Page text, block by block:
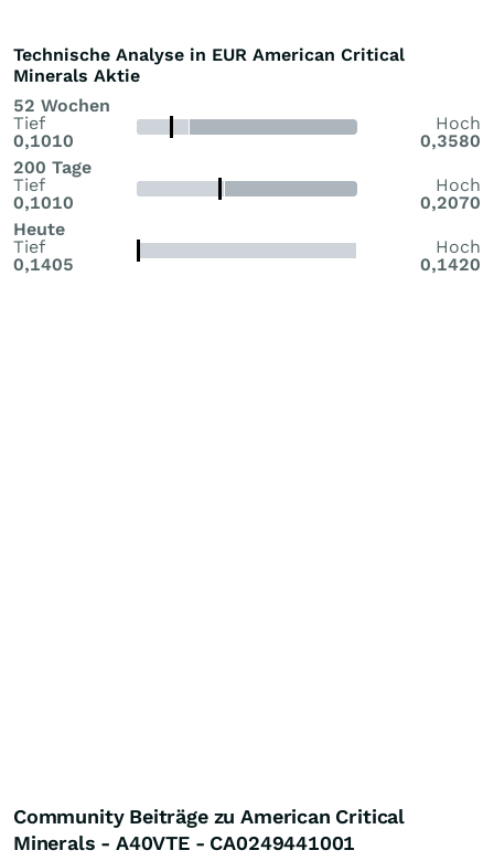
Technische Analyse in EUR American Critical
Minerals Aktie
52 Wochen
Tief
0,1010
Hoch
0,3580
200 Tage
Tief
0,1010
Hoch
0,2070
Heute
Tief
0,1405
Hoch
0,1420
Community Beiträge zu American Critical
Minerals - A40VTE - CA0249441001